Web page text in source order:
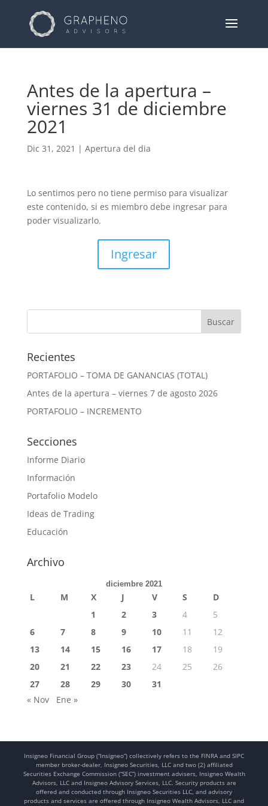
Antes de la apertura –
viernes 31 de diciembre
2021
Dic 31, 2021 | Apertura del dia
Lo sentimos pero no tiene permiso para visualizar
este contenido, si es miembro debe ingresar para
poder visualizarlo.
Ingresar
Recientes
PORTAFOLIO – TOMA DE GANANCIAS (TOTAL)
Antes de la apertura – viernes 7 de agosto 2026
PORTAFOLIO – INCREMENTO
Secciones
Informe Diario
Información
Portafolio Modelo
Ideas de Trading
Educación
Archivo
diciembre 2021
L M X J V S
D
1
2 3 4
5
6
7 8 9 10 11
12
13
14 15 16 17 18
19
20
21 22 23 24 25
26
27
28 29 30
31
« Nov
Ene »
Insigneo Financial Group (“Insigneo”) collectively refers to the FINRA and SIPC
member broker-dealer, Insigneo Securities, LLC and two (2) affiliated
Securities Exchange Commission (“SEC”) investment advisers, Insigneo Wealth
Advisors, LLC and Insigneo Advisory Services, LLC. Security products are
offered and conducted through Insigneo Securities LLC, and advisory
products and services are offered through Insigneo Wealth Advisors, LLC and